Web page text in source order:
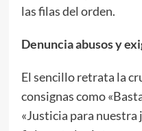
las filas del orden.
Denuncia abusos y
El sencillo retrata la
consignas como
«Justicia para